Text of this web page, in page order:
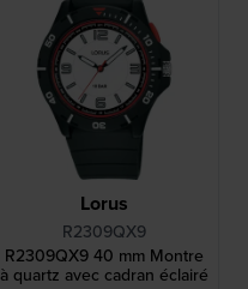
Lorus
R2309QX9
R2309QX9 40 mm Montre
à quartz avec cadran éclairé